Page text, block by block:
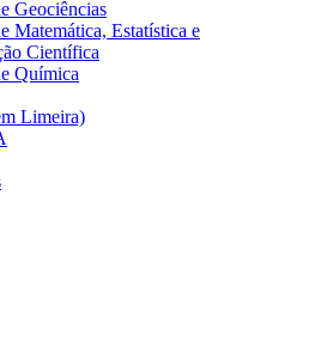
Geociências
Matemática, Estatística e
Científica
Química
Limeira)